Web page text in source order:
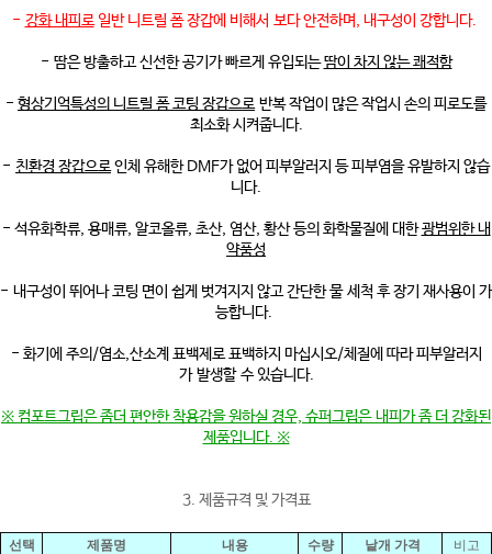
- 강화 내피로일반 니트릴 폼 장갑에 비해서 보다 안전하며, 내구성이 강합니다.
- 땀은 방출하고 신선한 공기가 빠르게 유입되는땀이 차지 않는 쾌적함
- 형상기억특성의 니트릴 폼 코팅 장갑으로반복 작업이 많은 작업시 손의 피로도를
최소화 시켜줍니다.
- 친환경 장갑으로인체 유해한 DMF가 없어 피부알러지 등 피부염을 유발하지 않습
니다.
- 석유화학류, 용매류, 알코올류, 초산, 염산, 황산 등의 화학물질에 대한광범위한 내
약품성
- 내구성이 뛰어나 코팅 면이 쉽게 벗겨지지 않고 간단한 물 세척 후 장기 재사용이 가
능합니다.
- 화기에 주의/염소,산소계 표백제로 표백하지 마십시오/체질에 따라 피부알러지
가 발생할 수 있습니다.
※ 컴포트그립은 좀더 편안한 착용감을 원하실 경우, 슈퍼그립은 내피가 좀 더 강화된
제품입니다. ※
3. 제품규격 및 가격표
선택 제품명 내용 수량 낱개 가격 비고